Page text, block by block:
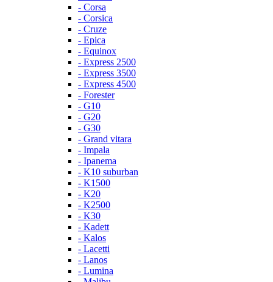
- Corsa
- Corsica
- Cruze
- Epica
- Equinox
- Express 2500
- Express 3500
- Express 4500
- Forester
- G10
- G20
- G30
- Grand vitara
- Impala
- Ipanema
- K10 suburban
- K1500
- K20
- K2500
- K30
- Kadett
- Kalos
- Lacetti
- Lanos
- Lumina